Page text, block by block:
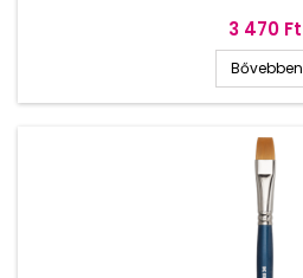
Ár
3 470 Ft
Bővebben